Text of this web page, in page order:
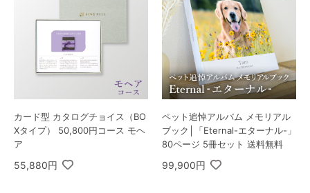
カード型 カタログチョイス（BO
Xタイプ） 50,800円コース モヘ
ア
55,880円
ペット追悼アルバム メモリアル
ブック│「Eternal-エターナル-」
80ページ 5冊セット 送料無料
99,900円